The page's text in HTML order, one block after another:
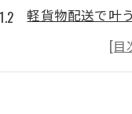
軽貨物配送で叶
シニア向け軽貨
軽貨物配送がシ